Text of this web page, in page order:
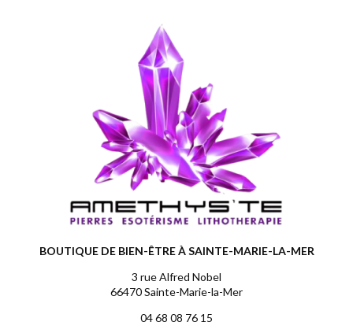
BOUTIQUE DE BIEN-ÊTRE À SAINTE-MARIE-LA-MER
3 rue Alfred Nobel
66470 Sainte-Marie-la-Mer
04 68 08 76 15